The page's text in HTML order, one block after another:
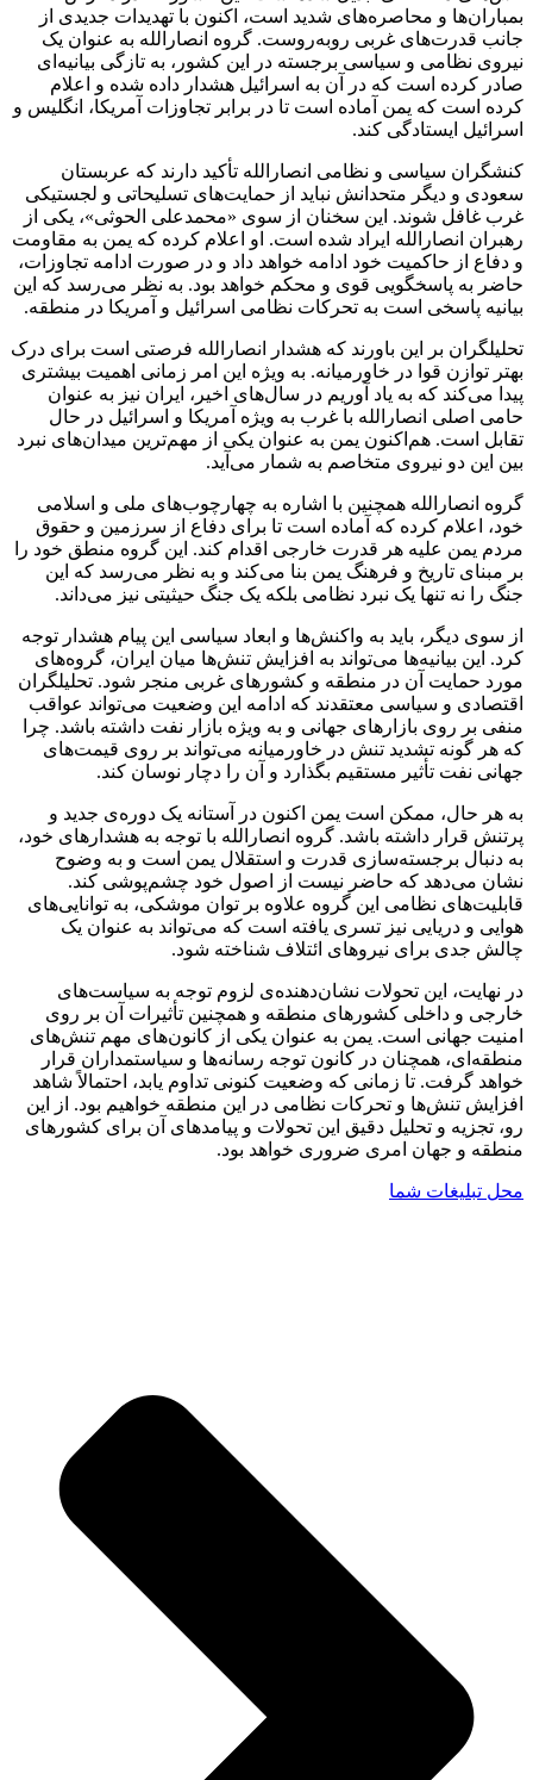
بمباران‌ها و محاصره‌های شدید است، اکنون با تهدیدات جدیدی از
جانب قدرت‌های غربی روبه‌روست. گروه انصارالله به عنوان یک
نیروی نظامی و سیاسی برجسته در این کشور، به تازگی بیانیه‌ای
صادر کرده است که در آن به اسرائیل هشدار داده شده و اعلام
کرده است که یمن آماده است تا در برابر تجاوزات آمریکا، انگلیس و
اسرائیل ایستادگی کند.
کنشگران سیاسی و نظامی انصارالله تأکید دارند که عربستان
سعودی و دیگر متحدانش نباید از حمایت‌های تسلیحاتی و لجستیکی
غرب غافل شوند. این سخنان از سوی «محمدعلی الحوثی»، یکی از
رهبران انصارالله ایراد شده است. او اعلام کرده که یمن به مقاومت
و دفاع از حاکمیت خود ادامه خواهد داد و در صورت ادامه تجاوزات،
حاضر به پاسخگویی قوی و محکم خواهد بود. به نظر می‌رسد که این
بیانیه پاسخی است به تحرکات نظامی اسرائیل و آمریکا در منطقه.
تحلیلگران بر این باورند که هشدار انصارالله فرصتی است برای درک
بهتر توازن قوا در خاورمیانه. به ویژه این امر زمانی اهمیت بیشتری
پیدا می‌کند که به یاد آوریم در سال‌های اخیر، ایران نیز به عنوان
حامی اصلی انصارالله با غرب به ویژه آمریکا و اسرائیل در حال
تقابل است. هم‌اکنون یمن به عنوان یکی از مهم‌ترین میدان‌های نبرد
بین این دو نیروی متخاصم به شمار می‌آید.
گروه انصارالله همچنین با اشاره به چهارچوب‌های ملی و اسلامی
خود، اعلام کرده که آماده است تا برای دفاع از سرزمین و حقوق
مردم یمن علیه هر قدرت خارجی اقدام کند. این گروه منطق خود را
بر مبنای تاریخ و فرهنگ یمن بنا می‌کند و به نظر می‌رسد که این
جنگ را نه تنها یک نبرد نظامی بلکه یک جنگ حیثیتی نیز می‌داند.
از سوی دیگر، باید به واکنش‌ها و ابعاد سیاسی این پیام هشدار توجه
کرد. این بیانیه‌ها می‌تواند به افزایش تنش‌ها میان ایران، گروه‌های
مورد حمایت آن در منطقه و کشورهای غربی منجر شود. تحلیلگران
اقتصادی و سیاسی معتقدند که ادامه این وضعیت می‌تواند عواقب
منفی بر روی بازارهای جهانی و به ویژه بازار نفت داشته باشد. چرا
که هر گونه تشدید تنش در خاورمیانه می‌تواند بر روی قیمت‌های
جهانی نفت تأثیر مستقیم بگذارد و آن را دچار نوسان کند.
به هر حال، ممکن است یمن اکنون در آستانه یک دوره‌ی جدید و
پرتنش قرار داشته باشد. گروه انصارالله با توجه به هشدارهای خود،
به دنبال برجسته‌سازی قدرت و استقلال یمن است و به وضوح
نشان می‌دهد که حاضر نیست از اصول خود چشم‌پوشی کند.
قابلیت‌های نظامی این گروه علاوه بر توان موشکی، به توانایی‌های
هوایی و دریایی نیز تسری یافته است که می‌تواند به عنوان یک
چالش جدی برای نیروهای ائتلاف شناخته شود.
در نهایت، این تحولات نشان‌دهنده‌ی لزوم توجه به سیاست‌های
خارجی و داخلی کشورهای منطقه و همچنین تأثیرات آن بر روی
امنیت جهانی است. یمن به عنوان یکی از کانون‌های مهم تنش‌های
منطقه‌ای، همچنان در کانون توجه رسانه‌ها و سیاستمداران قرار
خواهد گرفت. تا زمانی که وضعیت کنونی تداوم یابد، احتمالاً شاهد
افزایش تنش‌ها و تحرکات نظامی در این منطقه خواهیم بود. از این
رو، تجزیه و تحلیل دقیق این تحولات و پیامدهای آن برای کشورهای
منطقه و جهان امری ضروری خواهد بود.
محل تبلیغات شما